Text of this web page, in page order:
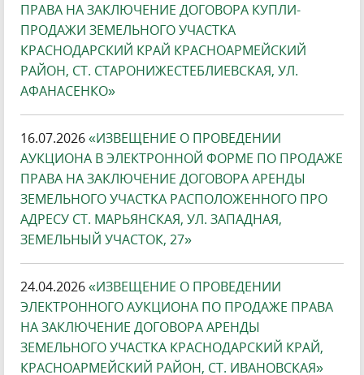
ПРАВА НА ЗАКЛЮЧЕНИЕ ДОГОВОРА КУПЛИ-
ПРОДАЖИ ЗЕМЕЛЬНОГО УЧАСТКА
КРАСНОДАРСКИЙ КРАЙ КРАСНОАРМЕЙСКИЙ
РАЙОН, СТ. СТАРОНИЖЕСТЕБЛИЕВСКАЯ, УЛ.
АФАНАСЕНКО»
16.07.2026«ИЗВЕЩЕНИЕ О ПРОВЕДЕНИИ
АУКЦИОНА В ЭЛЕКТРОННОЙ ФОРМЕ ПО ПРОДАЖЕ
ПРАВА НА ЗАКЛЮЧЕНИЕ ДОГОВОРА АРЕНДЫ
ЗЕМЕЛЬНОГО УЧАСТКА РАСПОЛОЖЕННОГО ПРО
АДРЕСУ СТ. МАРЬЯНСКАЯ, УЛ. ЗАПАДНАЯ,
ЗЕМЕЛЬНЫЙ УЧАСТОК, 27»
24.04.2026«ИЗВЕЩЕНИЕ О ПРОВЕДЕНИИ
ЭЛЕКТРОННОГО АУКЦИОНА ПО ПРОДАЖЕ ПРАВА
НА ЗАКЛЮЧЕНИЕ ДОГОВОРА АРЕНДЫ
ЗЕМЕЛЬНОГО УЧАСТКА КРАСНОДАРСКИЙ КРАЙ,
КРАСНОАРМЕЙСКИЙ РАЙОН, СТ. ИВАНОВСКАЯ»